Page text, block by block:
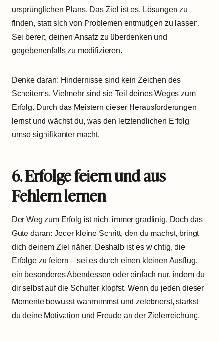
ursprünglichen Plans. Das Ziel ist es, Lösungen zu
finden, statt sich von Problemen entmutigen zu lassen.
Sei bereit, deinen Ansatz zu überdenken und
gegebenenfalls zu modifizieren.
Denke daran: Hindernisse sind kein Zeichen des
Scheiterns. Vielmehr sind sie Teil deines Weges zum
Erfolg. Durch das Meistern dieser Herausforderungen
lernst und wächst du, was den letztendlichen Erfolg
umso signifikanter macht.
6. Erfolge feiern und aus
Fehlern lernen
Der Weg zum Erfolg ist nicht immer gradlinig. Doch das
Gute daran: Jeder kleine Schritt, den du machst, bringt
dich deinem Ziel näher. Deshalb ist es wichtig, die
Erfolge zu feiern – sei es durch einen kleinen Ausflug,
ein besonderes Abendessen oder einfach nur, indem du
dir selbst auf die Schulter klopfst. Wenn du jeden dieser
Momente bewusst wahrnimmst und zelebrierst, stärkst
du deine Motivation und Freude an der Zielerreichung.